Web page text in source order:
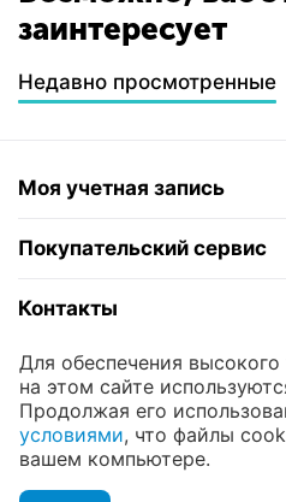
заинтересует
Недавно просмотренные
Моя учетная запись
Покупательский сервис
Контакты
© 2004 - 2026 ЮНИКОМП.
премиум темы —© AB:
Для обеспечения
на этом сайте
Продолжая его
условиями, что файлы
вашем компьютере.